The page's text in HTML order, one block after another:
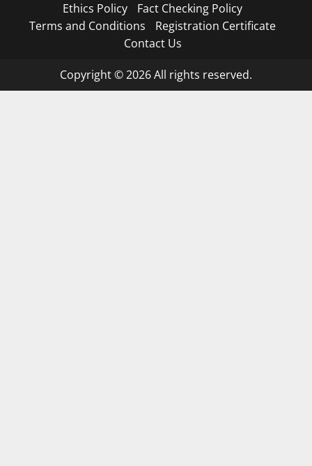
Ethics Policy
Fact Checking Policy
Terms and Conditions
Registration Certificate
Contact Us
Copyright © 2026 All rights reserved.